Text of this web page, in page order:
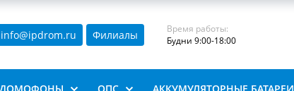
info@ipdrom.ru Филиалы
Время работы:
Будни 9:00-18:00